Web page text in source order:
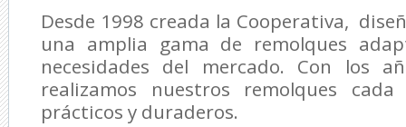
Desde 1998 creada la Cooperativa,
una amplia gama de remolques
necesidades del mercado. Con los
realizamos nuestros remolques
prácticos y duraderos.